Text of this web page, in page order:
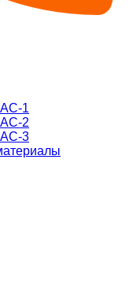
АС-1
АС-2
АС-3